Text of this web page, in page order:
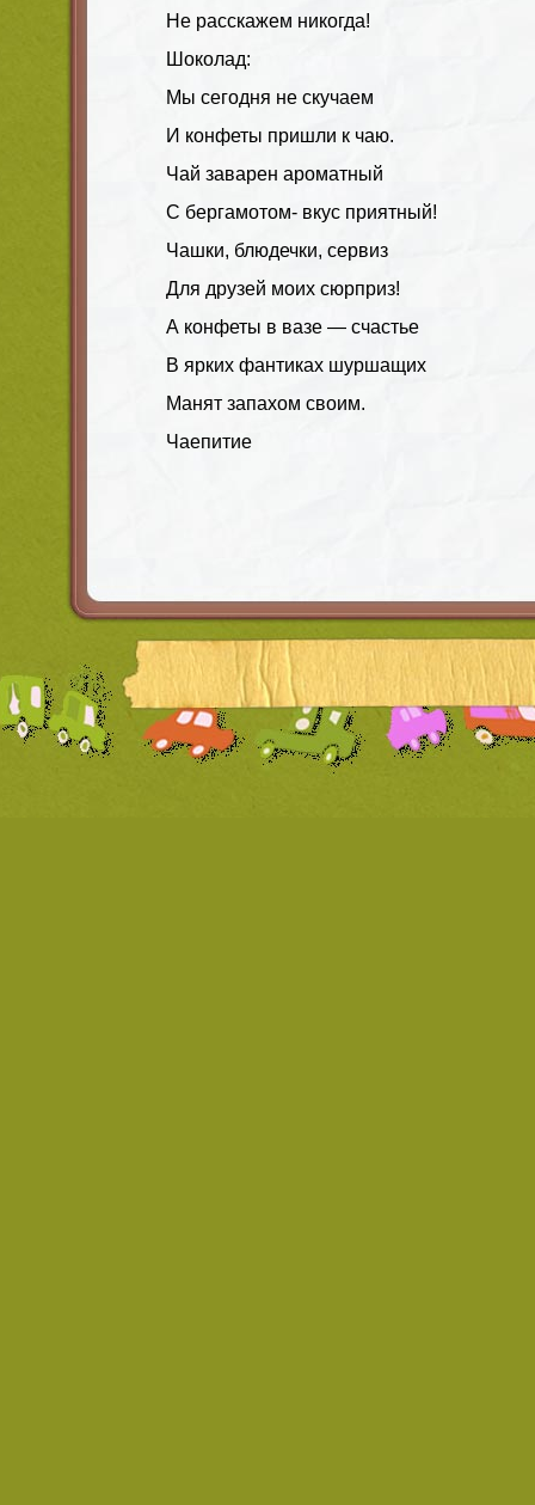
Не расскажем никогда!
Шоколад:
Мы сегодня не скучаем
И конфеты пришли к чаю.
Чай заварен ароматный
С бергамотом- вкус приятный!
Чашки, блюдечки, сервиз
Для друзей моих сюрприз!
А конфеты в вазе — счастье
В ярких фантиках шуршащих
Манят запахом своим.
Чаепитие